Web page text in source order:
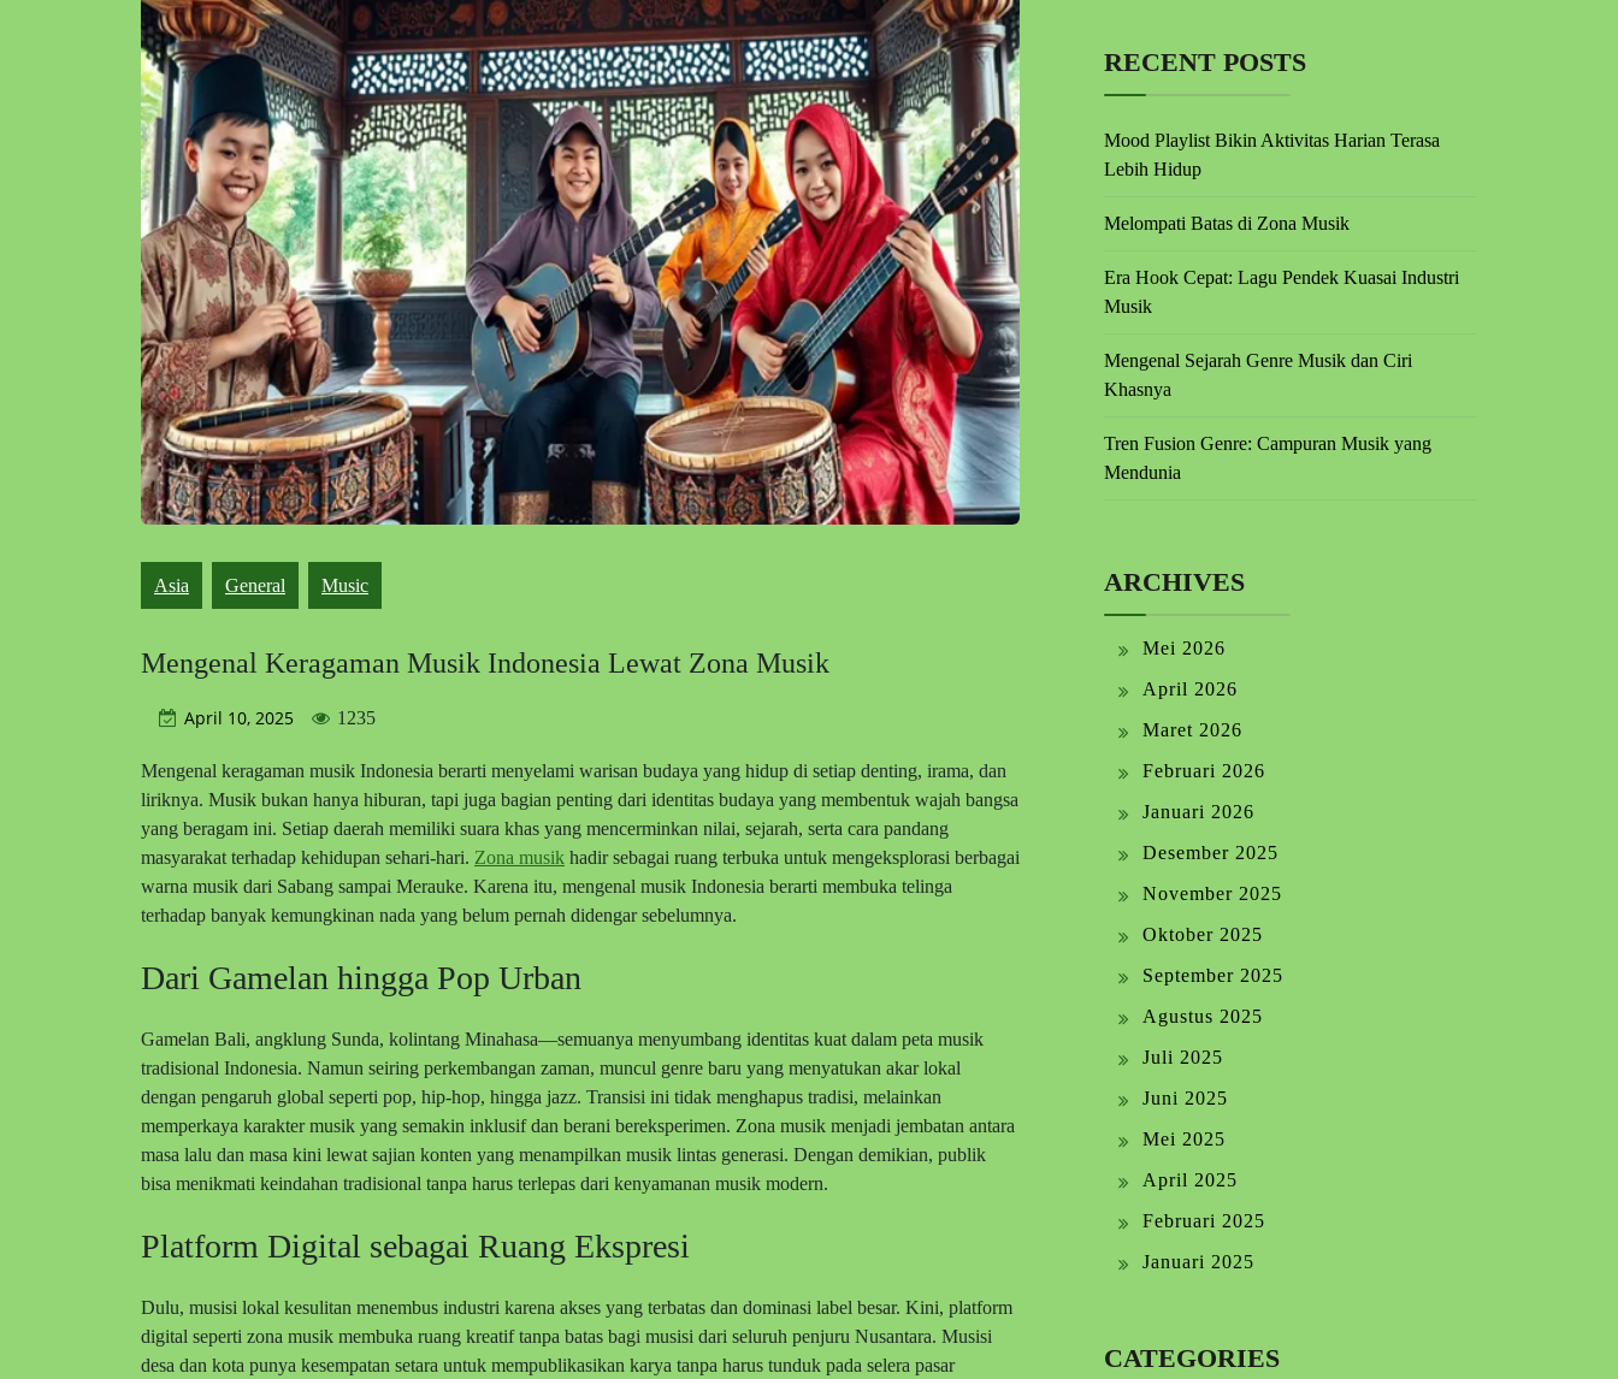
Asia General Music
Mengenal Keragaman Musik Indonesia Lewat Zona Musik
April 10, 2025 1235
Mengenal keragaman musik Indonesia berarti menyelami warisan budaya yang hidup di setiap denting, irama, dan
liriknya. Musik bukan hanya hiburan, tapi juga bagian penting dari identitas budaya yang membentuk wajah bangsa
yang beragam ini. Setiap daerah memiliki suara khas yang mencerminkan nilai, sejarah, serta cara pandang
masyarakat terhadap kehidupan sehari-hari. Zona musik hadir sebagai ruang terbuka untuk mengeksplorasi berbagai
warna musik dari Sabang sampai Merauke. Karena itu, mengenal musik Indonesia berarti membuka telinga
terhadap banyak kemungkinan nada yang belum pernah didengar sebelumnya.
Dari Gamelan hingga Pop Urban
Gamelan Bali, angklung Sunda, kolintang Minahasa—semuanya menyumbang identitas kuat dalam peta musik
tradisional Indonesia. Namun seiring perkembangan zaman, muncul genre baru yang menyatukan akar lokal
dengan pengaruh global seperti pop, hip-hop, hingga jazz. Transisi ini tidak menghapus tradisi, melainkan
memperkaya karakter musik yang semakin inklusif dan berani bereksperimen. Zona musik menjadi jembatan antara
masa lalu dan masa kini lewat sajian konten yang menampilkan musik lintas generasi. Dengan demikian, publik
bisa menikmati keindahan tradisional tanpa harus terlepas dari kenyamanan musik modern.
Platform Digital sebagai Ruang Ekspresi
Dulu, musisi lokal kesulitan menembus industri karena akses yang terbatas dan dominasi label besar. Kini, platform
digital seperti zona musik membuka ruang kreatif tanpa batas bagi musisi dari seluruh penjuru Nusantara. Musisi
desa dan kota punya kesempatan setara untuk mempublikasikan karya tanpa harus tunduk pada selera pasar
RECENT POSTS
Mood Playlist Bikin Aktivitas Harian Terasa
Lebih Hidup
Melompati Batas di Zona Musik
Era Hook Cepat: Lagu Pendek Kuasai Industri
Musik
Mengenal Sejarah Genre Musik dan Ciri
Khasnya
Tren Fusion Genre: Campuran Musik yang
Mendunia
ARCHIVES
Mei 2026
April 2026
Maret 2026
Februari 2026
Januari 2026
Desember 2025
November 2025
Oktober 2025
September 2025
Agustus 2025
Juli 2025
Juni 2025
Mei 2025
April 2025
Februari 2025
Januari 2025
CATEGORIES